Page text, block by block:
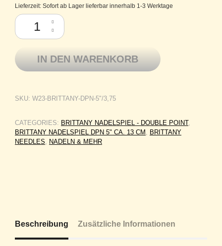
Lieferzeit: Sofort ab Lager lieferbar innerhalb 1-3 Werktage
Brittany Needles Birkenholz Nadelspiel DPN Double Point 5" ca 13cm -
IN DEN WARENKORB
SKU: W23-BRITTANY-DPN-5"/3,75
CATEGORIES: BRITTANY NADELSPIEL - DOUBLE POINT,
BRITTANY NADELSPIEL DPN 5" CA. 13 CM
BRITTANY
NEEDLES
NADELN & MEHR
Beschreibung Zusätzliche Informationen